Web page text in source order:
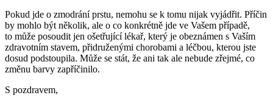
Pokud jde o zmodrání prstu, nemohu se k tomu nijak vyjádřit. Příčin
by mohlo být několik, ale o co konkrétně jde ve Vašem případě,
to může posoudit jen ošetřující lékař, který je obeznámen s Vaším
zdravotním stavem, přidruženými chorobami a léčbou, kterou jste
dosud podstoupila. Může se stát, že ani tak ale nebude zřejmé, co
změnu barvy zapříčinilo.
S pozdravem,